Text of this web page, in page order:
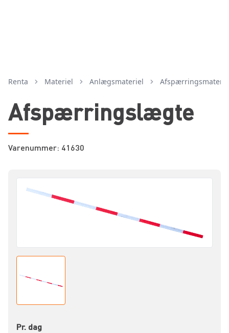
Renta Materiel anlægsmateriel
Afspærringslægte
Varenummer: 41630
Pr. dag